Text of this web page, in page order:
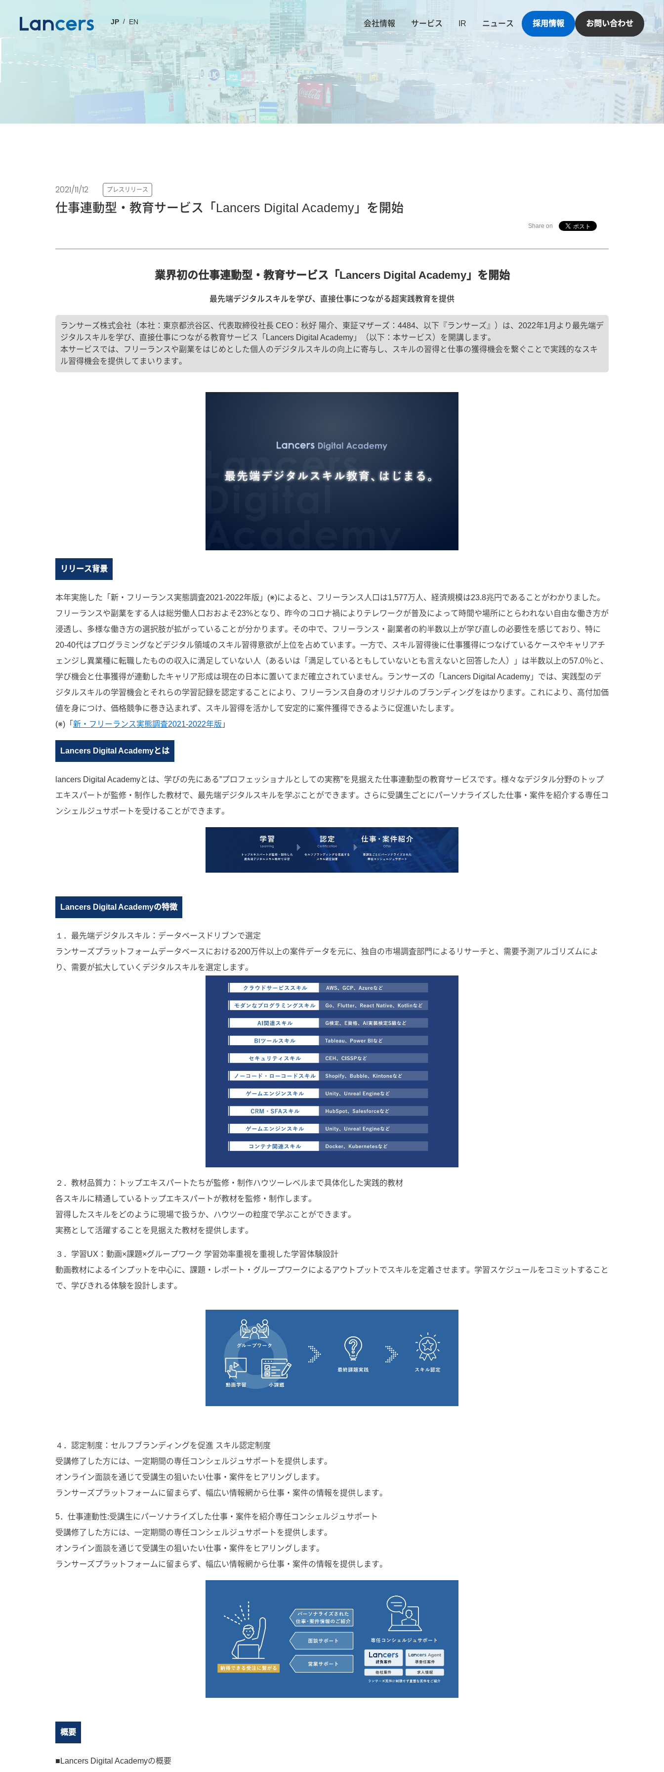
JP EN 会社情報 サービス IR ニュース 採用情報 お問い合わせ
2021/11/12 プレスリリース
仕事連動型・教育サービス「Lancers Digital Academy」を開始
Share on
業界初の仕事連動型・教育サービス「Lancers Digital Academy」を開始
最先端デジタルスキルを学び、直接仕事につながる超実践教育を提供
ランサーズ株式会社（本社：東京都渋谷区、代表取締役社長 CEO：秋好 陽介、東証マザーズ：4484、以下『ランサーズ』）は、2022年1月より最先端デ
ジタルスキルを学び、直接仕事につながる教育サービス「Lancers Digital Academy」（以下：本サービス）を開講します。
本サービスでは、フリーランスや副業をはじめとした個人のデジタルスキルの向上に寄与し、スキルの習得と仕事の獲得機会を繋ぐことで実践的なスキ
ル習得機会を提供してまいります。
リリース背景
本年実施した「新・フリーランス実態調査2021-2022年版」(※)によると、フリーランス人口は1,577万人、経済規模は23.8兆円であることがわかりました。
フリーランスや副業をする人は総労働人口おおよそ23%となり、昨今のコロナ禍によりテレワークが普及によって時間や場所にとらわれない自由な働き方が
浸透し、多様な働き方の選択肢が拡がっていることが分かります。その中で、フリーランス・副業者の約半数以上が学び直しの必要性を感じており、特に
20-40代はプログラミングなどデジタル領域のスキル習得意欲が上位を占めています。一方で、スキル習得後に仕事獲得につなげているケースやキャリアチ
ェンジし異業種に転職したものの収入に満足していない人（あるいは「満足しているともしていないとも言えないと回答した人）」は半数以上の57.0％と、
学び機会と仕事獲得が連動したキャリア形成は現在の日本に置いてまだ確立されていません。ランサーズの「Lancers Digital Academy」では、実践型のデ
ジタルスキルの学習機会とそれらの学習記録を認定することにより、フリーランス自身のオリジナルのブランディングをはかります。これにより、高付加価
値を身につけ、価格競争に巻き込まれず、スキル習得を活かして安定的に案件獲得できるように促進いたします。
(※)「 新・フリーランス実態調査2021-2022年版 」
Lancers Digital Academyとは
lancers Digital Academyとは、学びの先にある”プロフェッショナルとしての実務”を見据えた仕事連動型の教育サービスです。様々なデジタル分野のトップ
エキスパートが監修・制作した教材で、最先端デジタルスキルを学ぶことができます。さらに受講生ごとにパーソナライズした仕事・案件を紹介する専任コ
ンシェルジュサポートを受けることができます。
Lancers Digital Academyの特徴
１．最先端デジタルスキル：データベースドリブンで選定
ランサーズプラットフォームデータベースにおける200万件以上の案件データを元に、独自の市場調査部門によるリサーチと、需要予測アルゴリズムによ
り、需要が拡大していくデジタルスキルを選定します。
２．教材品質力：トップエキスパートたちが監修・制作ハウツーレベルまで具体化した実践的教材
各スキルに精通しているトップエキスパートが教材を監修・制作します。
習得したスキルをどのように現場で扱うか、ハウツーの粒度で学ぶことができます。
実務として活躍することを見据えた教材を提供します。
３．学習UX：動画×課題×グループワーク 学習効率重視を重視した学習体験設計
動画教材によるインプットを中心に、課題・レポート・グループワークによるアウトプットでスキルを定着させます。学習スケジュールをコミットすること
で、学びきれる体験を設計します。
４．認定制度：セルフブランディングを促進 スキル認定制度
受講修了した方には、一定期間の専任コンシェルジュサポートを提供します。
オンライン面談を通じて受講生の狙いたい仕事・案件をヒアリングします。
ランサーズプラットフォームに留まらず、幅広い情報網から仕事・案件の情報を提供します。
5．仕事連動性:受講生にパーソナライズした仕事・案件を紹介専任コンシェルジュサポート
受講修了した方には、一定期間の専任コンシェルジュサポートを提供します。
オンライン面談を通じて受講生の狙いたい仕事・案件をヒアリングします。
ランサーズプラットフォームに留まらず、幅広い情報網から仕事・案件の情報を提供します。
概要
■Lancers Digital Academyの概要